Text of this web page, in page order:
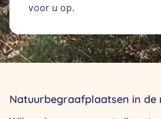
voor u op.
Natuurbegraafplaatsen in de